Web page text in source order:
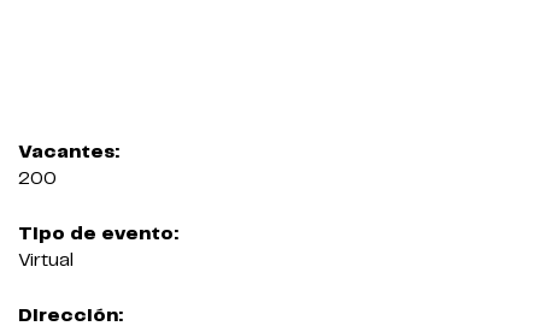
Vacantes:
200
Tipo de evento:
Virtual
Dirección: